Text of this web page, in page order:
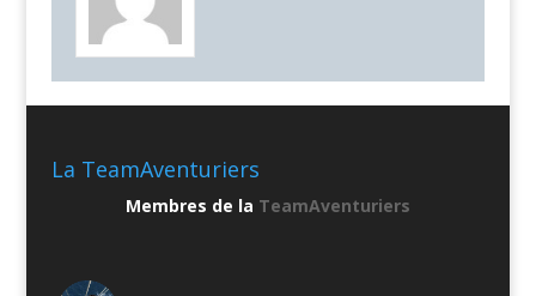
La TeamAventuriers
Membres de la TeamAventuriers